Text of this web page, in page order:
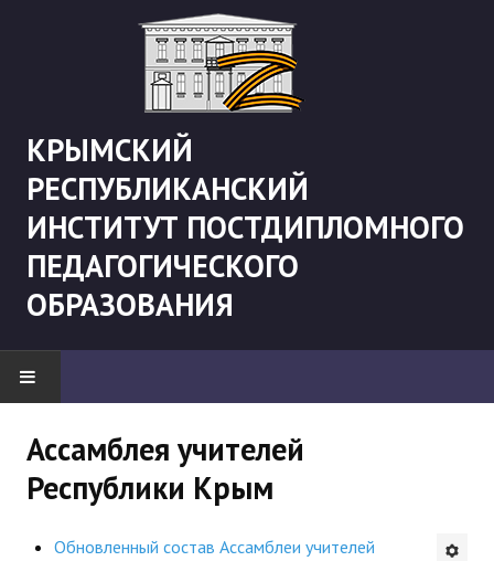
КРЫМСКИЙ
РЕСПУБЛИКАНСКИЙ
ИНСТИТУТ ПОСТДИПЛОМНОГО
ПЕДАГОГИЧЕСКОГО
ОБРАЗОВАНИЯ
"Боевая" русистика
Ассамблея учителей
Республики Крым
Обновленный состав Ассамблеи учителей